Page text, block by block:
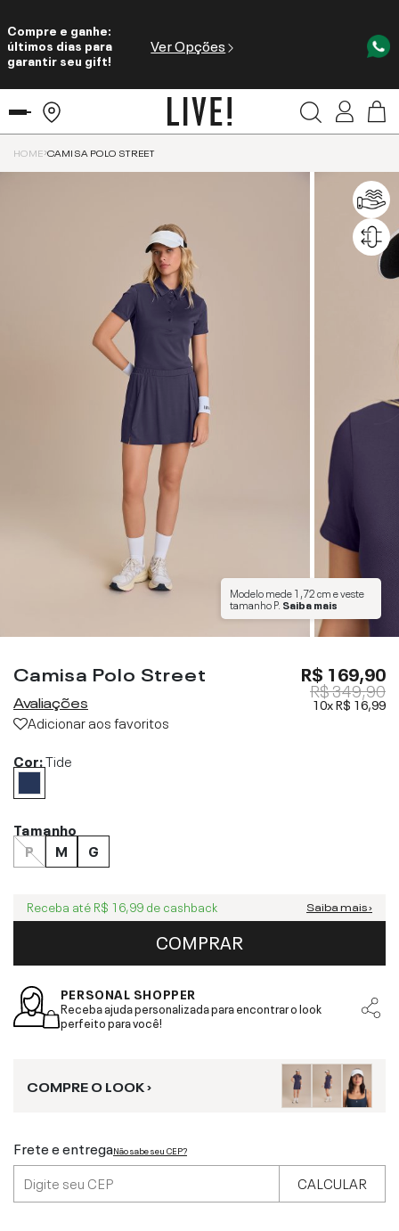
Compre e ganhe:
últimos dias para
garantir seu gift!
Ver Opções
HOME CAMISA POLO STREET
Modelo mede1,72 cme veste
tamanhoP. Saiba mais
Camisa Polo Street
Avaliações
Adicionar aos favoritos
R$ 169,90
R$ 349,90
10xR$ 16,99
Cor:Tide
Tamanho
P
M G
Receba até R$ 16,99 de cashback Saiba mais ›
COMPRAR
PERSONAL SHOPPER
Receba ajuda personalizada para encontrar o look
perfeito para você!
COMPRE O LOOK ›
Frete e entregaNão sabe seu CEP?
CALCULAR